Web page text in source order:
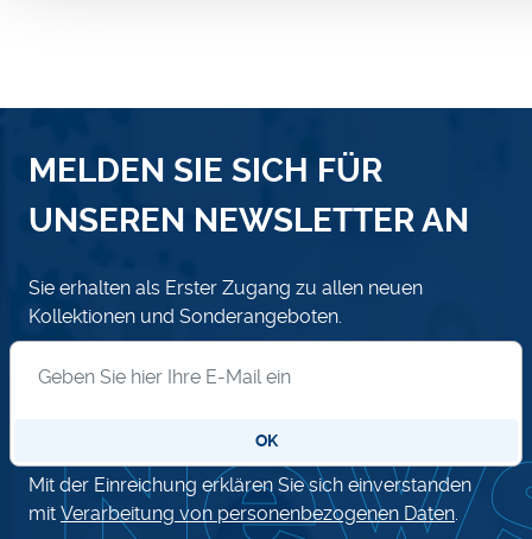
MELDEN SIE SICH FÜR
UNSEREN NEWSLETTER AN
Sie erhalten als Erster Zugang zu allen neuen
Kollektionen und Sonderangeboten.
OK
Mit der Einreichung erklären Sie sich einverstanden
mit Verarbeitung von personenbezogenen Daten